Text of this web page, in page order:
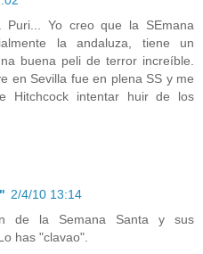
Puri... Yo creo que la SEmana
la andaluza, tiene un
buena peli de terror increíble.
en Sevilla fue en plena SS y me
Hitchcock intentar huir de los
2/4/10 13:14
de la Semana Santa y sus
has "clavao".